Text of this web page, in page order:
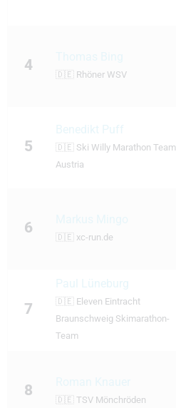
4
🇩🇪 Rhöner WSV
5
Benedikt Puff
🇩🇪 Ski Willy Marathon Team
Austria
6
🇩🇪 xc-run.de
7
Paul Lüneburg
🇩🇪 Eleven Eintracht
Braunschweig Skimarathon-
Team
8
🇩🇪 TSV Mönchröden